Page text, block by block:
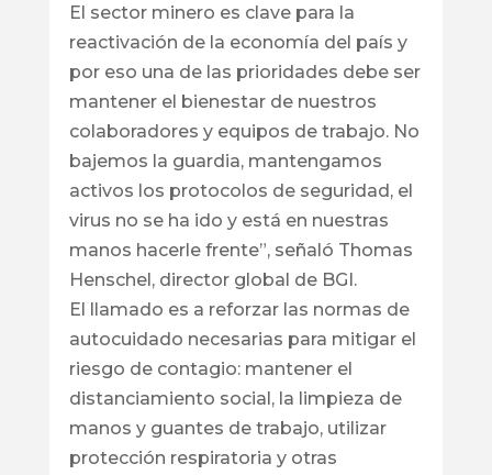
El sector minero es clave para la
reactivación de la economía del país y
por eso una de las prioridades debe ser
mantener el bienestar de nuestros
colaboradores y equipos de trabajo. No
bajemos la guardia, mantengamos
activos los protocolos de seguridad, el
virus no se ha ido y está en nuestras
manos hacerle frente”, señaló Thomas
Henschel, director global de BGI.
El llamado es a reforzar las normas de
autocuidado necesarias para mitigar el
riesgo de contagio: mantener el
distanciamiento social, la limpieza de
manos y guantes de trabajo, utilizar
protección respiratoria y otras